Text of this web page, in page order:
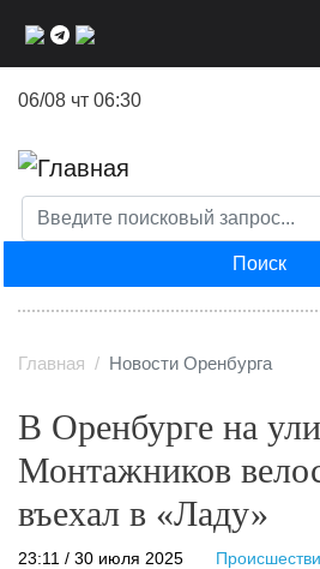
06/08 чт 06:30
Поиск
Главная Новости Оренбурга
В Оренбурге на
Монтажников
въехал в «Ладу»
23:11 / 30 июля 2025